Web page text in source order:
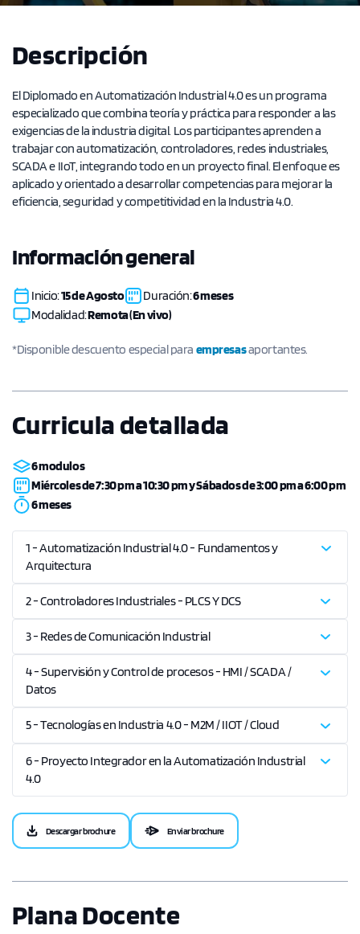
Descripción
El Diplomado en Automatización Industrial 4.0 es un programa
especializado que combina teoría y práctica para responder a las
exigencias de la industria digital. Los participantes aprenden a
trabajar con automatización, controladores, redes industriales,
SCADA e IIoT, integrando todo en un proyecto final. El enfoque es
aplicado y orientado a desarrollar competencias para mejorar la
eficiencia, seguridad y competitividad en la Industria 4.0.
Información general
Inicio:15 de Agosto Duración:6 meses
Modalidad:Remota (En vivo)
*Disponible descuento especial para empresasaportantes.
Curricula detallada
6 modulos
Miércoles de 7:30 pm a 10:30 pm y Sábados de 3:00 pm a 6:00 pm
6 meses
1 - Automatización Industrial 4.0 - Fundamentos y
Arquitectura
2 - Controladores Industriales - PLCS Y DCS
3 - Redes de Comunicación Industrial
4 - Supervisión y Control de procesos - HMI / SCADA /
Datos
5 - Tecnologías en Industria 4.0 - M2M / IIOT / Cloud
6 - Proyecto Integrador en la Automatización Industrial
4.0
Descargar brochure Enviar brochure
Plana Docente